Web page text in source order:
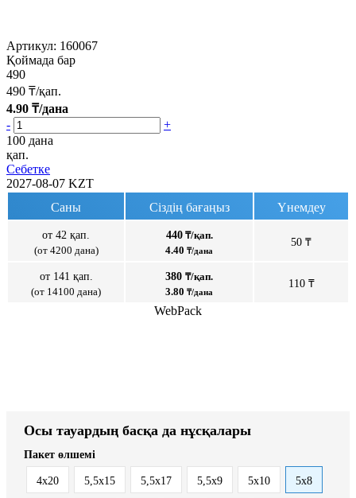
Артикул: 160067
Қоймада бар
490
490 ₸/қап.
4.90 ₸/дана
-
+
100 дана
қап.
Себетке
2027-08-07 KZT
Саны
Сіздің бағаңыз Үнемдеу
от 42 қап.
(от 4200 дана)
440₸/қап.
4.40 ₸/дана
50 ₸
от 141 қап.
(от 14100 дана)
380 ₸/қап.
3.80 ₸/дана
110 ₸
WebPack
Осы тауардың басқа да нұсқалары
Пакет өлшемі
4x20 5,5x15 5,5x17 5,5x9 5x10 5x8